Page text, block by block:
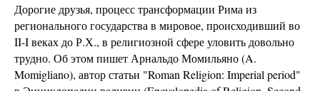
Дорогие друзья, процесс трансформации Рима из
регионального государства в мировое, происходивший во
II-I веках до Р.Х., в религиозной сфере уловить довольно
трудно. Об этом пишет Арнальдо Момильяно (A.
Momigliano), автор статьи "Roman Religion: Imperial period"